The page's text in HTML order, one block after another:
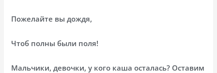
Пожелайте вы дождя,
Чтоб полны были поля!
Мальчики, девочки, у кого каша осталась? Оставим